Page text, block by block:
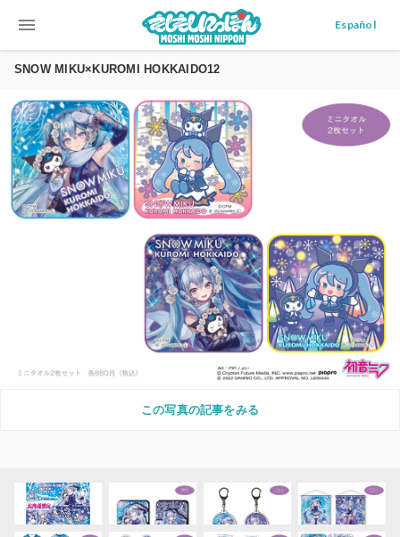
menu Español
SNOW MIKU×KUROMI HOKKAIDO12
この写真の記事をみる